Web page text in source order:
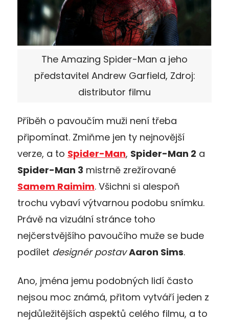
The Amazing Spider-Man a jeho
představitel Andrew Garfield, Zdroj:
distributor filmu
Příběh o pavoučím muži není třeba
připomínat. Zmiňme jen ty nejnovější
verze, a to Spider-Man, Spider-Man 2 a
Spider-Man 3 mistrně zrežírované
Samem Raimim. Všichni si alespoň
trochu vybaví výtvarnou podobu snímku.
Právě na vizuální stránce toho
nejčerstvějšího pavoučího muže se bude
podílet designér postavAaron Sims.
Ano, jména jemu podobných lidí často
nejsou moc známá, přitom vytváří jeden z
nejdůležitějších aspektů celého filmu, a to